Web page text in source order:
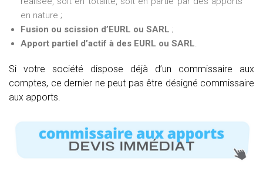
en nature ;
Fusion ou scission d’EURL ou SARL ;
Apport partiel d’actif à des EURL ou SARL.
Si votre société dispose déjà d’un commissaire aux
comptes, ce dernier ne peut pas être désigné commissaire
aux apports.